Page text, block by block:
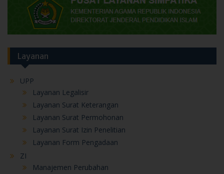
Layanan
UPP
Layanan Legalisir
Layanan Surat Keterangan
Layanan Surat Permohonan
Layanan Surat Izin Penelitian
Layanan Form Pengadaan
ZI
Manajemen Perubahan